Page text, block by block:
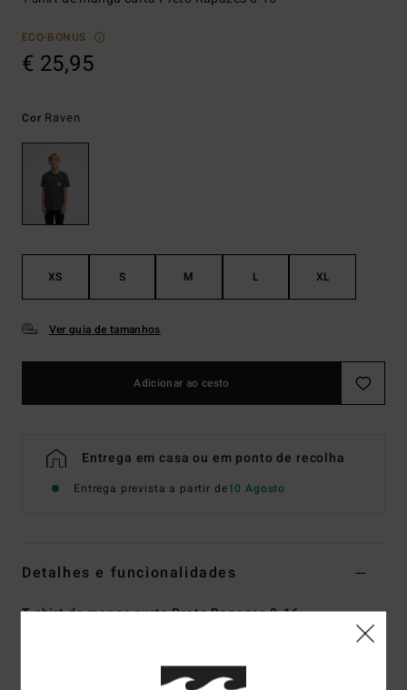
ECO-BONUS
€ 25,95
Cor Raven
XS S M L XL
Ver guia de tamanhos
Adicionar ao cesto
Entrega em casa ou em ponto de recolha
Entrega prevista a partir de10 Agosto
Detalhes e funcionalidades
T-shirt de manga curta Preto Rapazes 8-16